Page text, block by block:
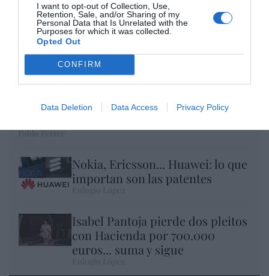
I want to opt-out of Collection, Use,
Retention, Sale, and/or Sharing of my
Personal Data that Is Unrelated with the
Purposes for which it was collected.
Opted Out
CONFIRM
Data Deletion Data Access Privacy Policy
Al final, la culpa de la invasión de Ceuta va
Pablo Ferrer
Nokia, Ericsson... Huawei: lo que
importan son las patentes
Isabel Pantoja pierde dos pleitos
con Hacienda por 700.000
euros... suma y sigue